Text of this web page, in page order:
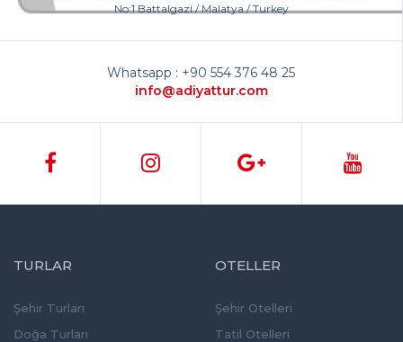
No:1 Battalgazi / Malatya / Turkey
Whatsapp : +90 554 376 48 25
info@adiyattur.com
TURLAR
Şehir Turları
Doğa Turları
OTELLER
Şehir Otelleri
Tatil Otelleri